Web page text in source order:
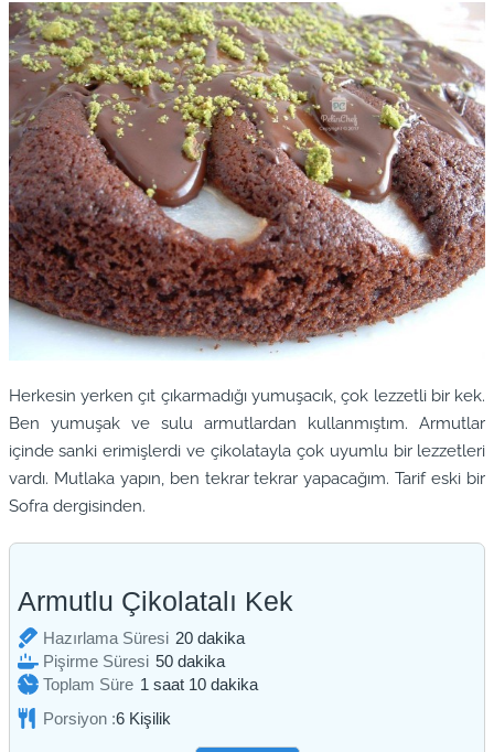
Herkesin yerken çıt çıkarmadığı yumuşacık, çok lezzetli bir kek.
Ben yumuşak ve sulu armutlardan kullanmıştım. Armutlar
içinde sanki erimişlerdi ve çikolatayla çok uyumlu bir lezzetleri
vardı. Mutlaka yapın, ben tekrar tekrar yapacağım. Tarif eski bir
Sofra dergisinden.
Armutlu Çikolatalı Kek
Hazırlama Süresi 20dakika
dakika
Pişirme Süresi 50dakika
dakika
Toplam Süre 1 saat
saat 10dakika
dakika
Porsiyon :6 Kişilik